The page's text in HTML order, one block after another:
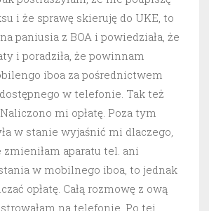
i że sprawę skieruję do UKE, to
paniusia z BOA i powiedziała, że
i poradziła, że powinnam
iboa za pośrednictwem
w telefonie. Tak też
mi opłatę. Poza tym
w stanie wyjaśnić mi dlaczego,
aparatu tel. ani
w mobilnego iboa, to jednak
opłatę. Całą rozmowę z ową
na telefonie. Po tej